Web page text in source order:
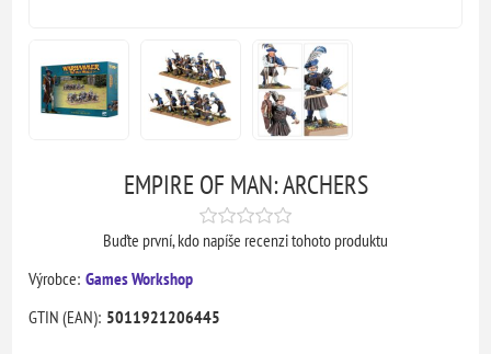
EMPIRE OF MAN: ARCHERS
Buďte první, kdo napíše recenzi tohoto produktu
Výrobce: Games Workshop
GTIN (EAN): 5011921206445